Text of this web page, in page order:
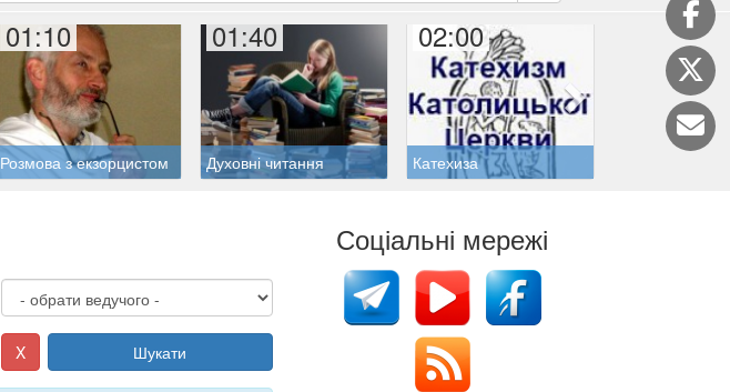
01:10
Розмова з екзорцистом
01:40
Духовні читання
02:00
Катехиза
02:50
X Шукати
Соціальні мережі